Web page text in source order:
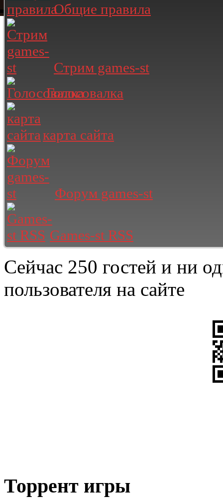
Общие правила
Стрим games-st
Голосовалка
карта сайта
Форум games-st
Games-st RSS
Сейчас 250 гостей и ни
пользователя на сайте
Торрент игры